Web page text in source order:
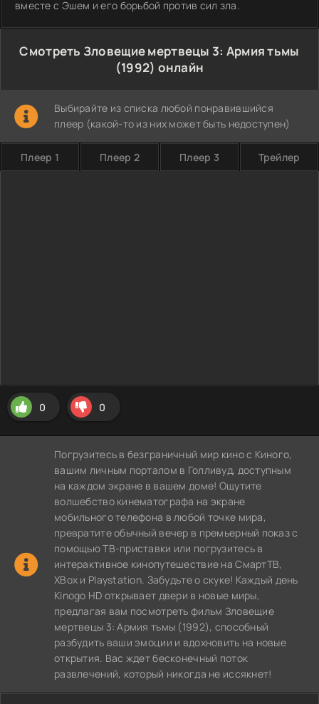
вместе с Эшем и его борьбой против сил зла.
Смотреть Зловещие мертвецы 3: Армия тьмы
(1992) онлайн
Выбирайте из списка любой понравившийся
плеер (какой-то из них может быть недоступен)
Плеер 1 Плеер 2 Плеер 3 Трейлер
0 0
Погрузитесь в безграничный мир кино с Киного,
вашим личным порталом в Голливуд, доступным
на каждом экране в вашем доме! Ощутите
волшебство кинематографа на экране
мобильного телефона в любой точке мира,
превратите обычный вечер в премьерный показ с
помощью ТВ-приставки или погрузитесь в
интерактивное кинопутешествие на СмартТВ,
XBox и Playstation. Забудьте о скуке! Каждый день
Kinogo HD открывает двери в новые миры,
предлагая вам посмотреть фильм Зловещие
мертвецы 3: Армия тьмы (1992), способный
разбудить ваши эмоции и вдохновить на новые
открытия. Вас ждет бесконечный поток
развлечений, который никогда не иссякнет!